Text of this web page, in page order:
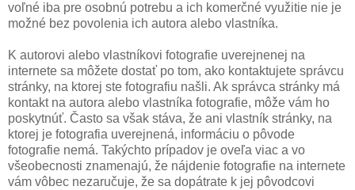
voľné iba pre osobnú potrebu a ich komerčné využitie nie je
možné bez povolenia ich autora alebo vlastníka.
K autorovi alebo vlastníkovi fotografie uverejnenej na
internete sa môžete dostať po tom, ako kontaktujete správcu
stránky, na ktorej ste fotografiu našli. Ak správca stránky má
kontakt na autora alebo vlastníka fotografie, môže vám ho
poskytnúť. Často sa však stáva, že ani vlastník stránky, na
ktorej je fotografia uverejnená, informáciu o pôvode
fotografie nemá. Takýchto prípadov je oveľa viac a vo
všeobecnosti znamenajú, že nájdenie fotografie na internete
vám vôbec nezaručuje, že sa dopátrate k jej pôvodcovi